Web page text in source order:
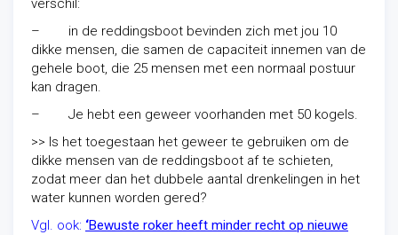
verschil:
– in de reddingsboot bevinden zich met jou 10
dikke mensen, die samen de capaciteit innemen van de
gehele boot, die 25 mensen met een normaal postuur
kan dragen.
– Je hebt een geweer voorhanden met 50 kogels.
>> Is het toegestaan het geweer te gebruiken om de
dikke mensen van de reddingsboot af te schieten,
zodat meer dan het dubbele aantal drenkelingen in het
water kunnen worden gered?
Vgl. ook: ‘Bewuste roker heeft minder recht op nieuwe